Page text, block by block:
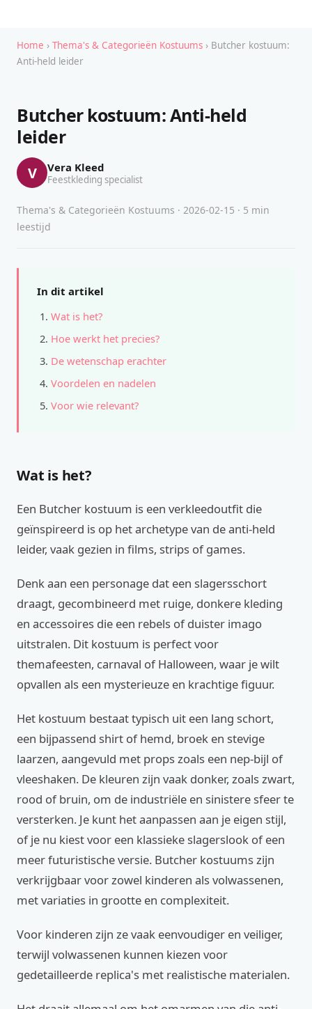
Home › Thema's & Categorieën Kostuums › Butcher kostuum:
Anti-held leider
Butcher kostuum: Anti-held
leider
V Vera Kleed
Feestkleding specialist
Thema's & Categorieën Kostuums · 2026-02-15 · 5 min
leestijd
In dit artikel
Wat is het?
Hoe werkt het precies?
De wetenschap erachter
Voordelen en nadelen
Voor wie relevant?
Wat is het?
Een Butcher kostuum is een verkleedoutfit die
geïnspireerd is op het archetype van de anti-held
leider, vaak gezien in films, strips of games.
Denk aan een personage dat een slagersschort
draagt, gecombineerd met ruige, donkere kleding
en accessoires die een rebels of duister imago
uitstralen. Dit kostuum is perfect voor
themafeesten, carnaval of Halloween, waar je wilt
opvallen als een mysterieuze en krachtige figuur.
Het kostuum bestaat typisch uit een lang schort,
een bijpassend shirt of hemd, broek en stevige
laarzen, aangevuld met props zoals een nep-bijl of
vleeshaken. De kleuren zijn vaak donker, zoals zwart,
rood of bruin, om de industriële en sinistere sfeer te
versterken. Je kunt het aanpassen aan je eigen stijl,
of je nu kiest voor een klassieke slagerslook of een
meer futuristische versie. Butcher kostuums zijn
verkrijgbaar voor zowel kinderen als volwassenen,
met variaties in grootte en complexiteit.
Voor kinderen zijn ze vaak eenvoudiger en veiliger,
terwijl volwassenen kunnen kiezen voor
gedetailleerde replica's met realistische materialen.